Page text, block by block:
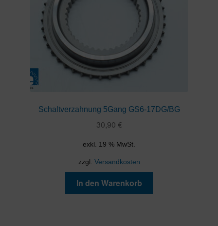
Schaltverzahnung 5Gang GS6-17DG/BG
30,90 €
exkl. 19 % MwSt.
zzgl. Versandkosten
In den Warenkorb